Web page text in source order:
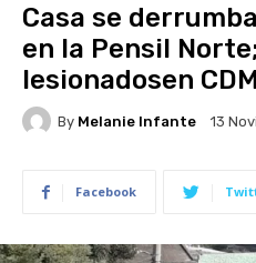
Casa se
en la Pensil
lesionadosen
By Melanie Infante 13
Facebook